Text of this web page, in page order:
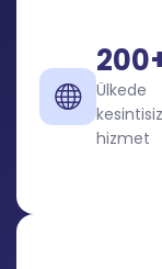
Ülkede
kesintisiz
hizmet